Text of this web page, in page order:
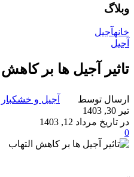
وبلاگ
خانهآجیل
آجیل
تاثیر آجیل ها بر
ارسال توسط
آجیل و خشکبار
تیر 30, 1403
در تاریخ مرداد 12, 1403
0